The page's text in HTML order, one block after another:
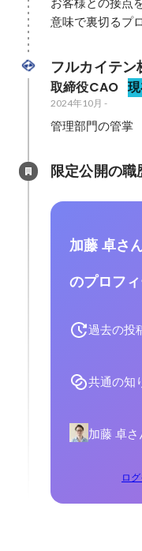
意味で裏切るプ
フルカイテン
取締役CAO
2024年10月 -
管理部門の管掌
限定公開の職
加藤 卓さ
のプロフ
過去の投
共通の知
加藤 卓
ロ